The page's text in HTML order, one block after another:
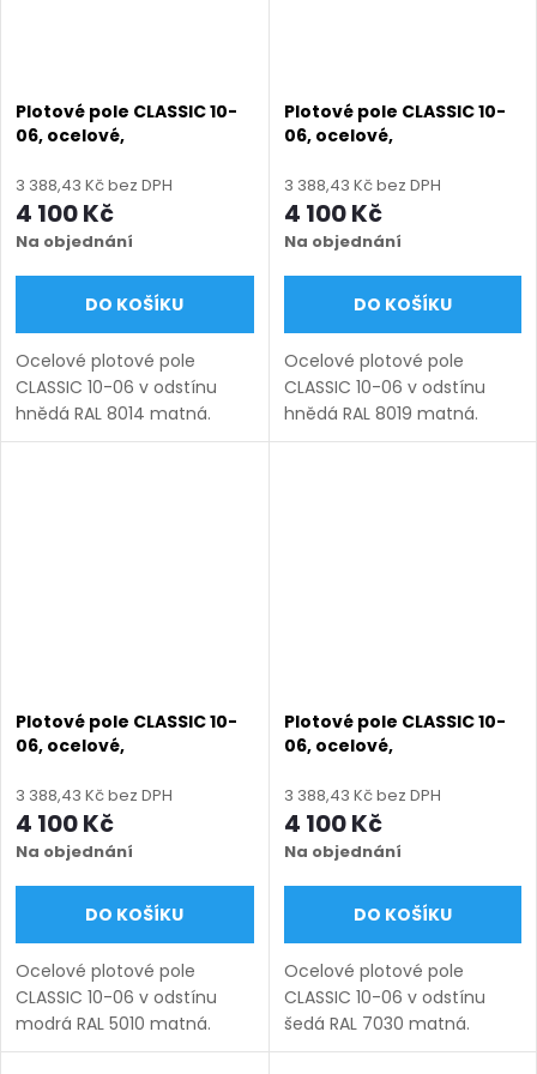
Plotové pole CLASSIC 10-
06, ocelové,
(šířka 100–3000 mm,
výška 450–1950 mm),
hnědá RAL 8014 matná
3 388,43 Kč bez DPH
4 100 Kč
Na objednání
DO KOŠÍKU
Ocelové plotové pole
CLASSIC 10-06 v odstínu
hnědá RAL 8014 matná.
Bezúdržbová ocel (žárový
Plotové pole CLASSIC 10-
06, ocelové,
(šířka 100–3000 mm,
výška 450–1950 mm),
hnědá RAL 8019 matná
3 388,43 Kč bez DPH
4 100 Kč
Na objednání
DO KOŠÍKU
Ocelové plotové pole
CLASSIC 10-06 v odstínu
hnědá RAL 8019 matná.
Bezúdržbová ocel (žárový
Plotové pole CLASSIC 10-
06, ocelové,
(šířka 100–3000 mm,
výška 450–1950 mm),
modrá RAL 5010 matná
3 388,43 Kč bez DPH
4 100 Kč
Na objednání
DO KOŠÍKU
Ocelové plotové pole
CLASSIC 10-06 v odstínu
modrá RAL 5010 matná.
Bezúdržbová ocel (žárový
Plotové pole CLASSIC 10-
06, ocelové,
(šířka 100–3000 mm,
výška 450–1950 mm),
šedá RAL 7030 matná
3 388,43 Kč bez DPH
4 100 Kč
Na objednání
DO KOŠÍKU
Ocelové plotové pole
CLASSIC 10-06 v odstínu
šedá RAL 7030 matná.
Bezúdržbová ocel (žárový